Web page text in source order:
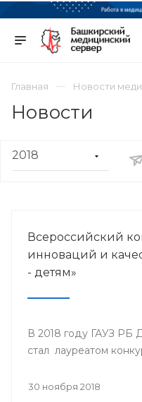
Главная Новости
Новости
Всероссийский
инноваций и
- детям»
В 2018 году ГАУЗ РБ
стал лауреатом
30 ноября 2018